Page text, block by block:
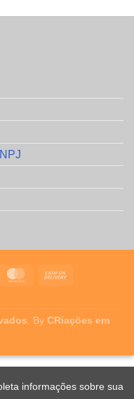
. By CRiações em
informações sobre sua